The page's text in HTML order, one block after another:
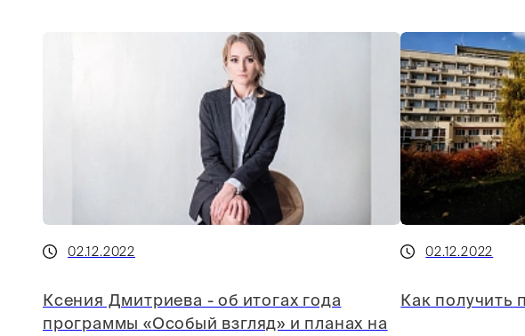
02.12.2022
Ксения Дмитриева - об итогах года
программы «Особый взгляд» и планах на
02.12.2022
Как получить